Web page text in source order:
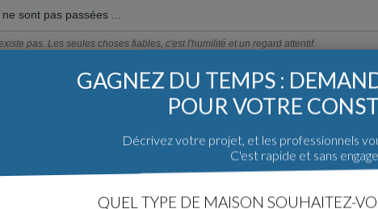
sont pas passées ...
pas. Les seules choses fiables, c'est l'humilité et un regard attentif.
fois la manipulation.
GAGNEZ DU TEMPS :
POUR VOTRE
Décrivez votre projet, et les professionnels
C'est rapide et sans
QUEL TYPE DE MAISON SOUHAITEZ-